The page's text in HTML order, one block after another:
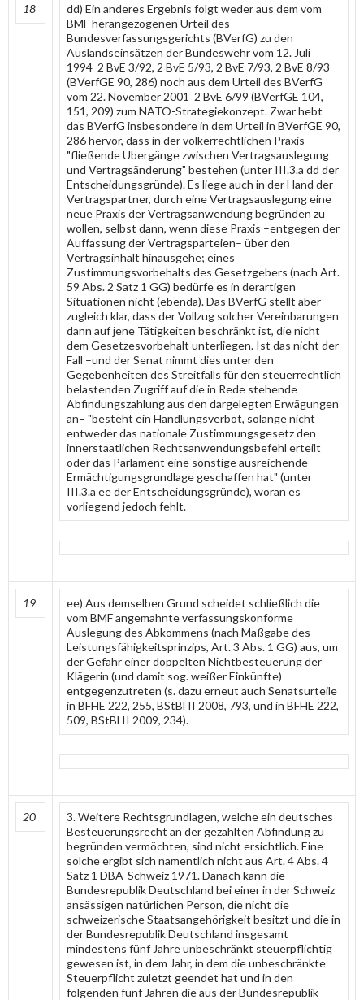
18
dd) Ein anderes Ergebnis folgt weder aus dem vom
BMF herangezogenen Urteil des
Bundesverfassungsgerichts (BVerfG) zu den
Auslandseinsätzen der Bundeswehr vom 12. Juli
1994 2 BvE 3/92, 2 BvE 5/93, 2 BvE 7/93, 2 BvE 8/93
(BVerfGE 90, 286) noch aus dem Urteil des BVerfG
vom 22. November 2001 2 BvE 6/99 (BVerfGE 104,
151, 209) zum NATO-Strategiekonzept. Zwar hebt
das BVerfG insbesondere in dem Urteil in BVerfGE 90,
286 hervor, dass in der völkerrechtlichen Praxis
"fließende Übergänge zwischen Vertragsauslegung
und Vertragsänderung" bestehen (unter III.3.a dd der
Entscheidungsgründe). Es liege auch in der Hand der
Vertragspartner, durch eine Vertragsauslegung eine
neue Praxis der Vertragsanwendung begründen zu
wollen, selbst dann, wenn diese Praxis –entgegen der
Auffassung der Vertragsparteien– über den
Vertragsinhalt hinausgehe; eines
Zustimmungsvorbehalts des Gesetzgebers (nach Art.
59 Abs. 2 Satz 1 GG) bedürfe es in derartigen
Situationen nicht (ebenda). Das BVerfG stellt aber
zugleich klar, dass der Vollzug solcher Vereinbarungen
dann auf jene Tätigkeiten beschränkt ist, die nicht
dem Gesetzesvorbehalt unterliegen. Ist das nicht der
Fall –und der Senat nimmt dies unter den
Gegebenheiten des Streitfalls für den steuerrechtlich
belastenden Zugriff auf die in Rede stehende
Abfindungszahlung aus den dargelegten Erwägungen
an– "besteht ein Handlungsverbot, solange nicht
entweder das nationale Zustimmungsgesetz den
innerstaatlichen Rechtsanwendungsbefehl erteilt
oder das Parlament eine sonstige ausreichende
Ermächtigungsgrundlage geschaffen hat" (unter
III.3.a ee der Entscheidungsgründe), woran es
vorliegend jedoch fehlt.
19
ee) Aus demselben Grund scheidet schließlich die
vom BMF angemahnte verfassungskonforme
Auslegung des Abkommens (nach Maßgabe des
Leistungsfähigkeitsprinzips, Art. 3 Abs. 1 GG) aus, um
der Gefahr einer doppelten Nichtbesteuerung der
Klägerin (und damit sog. weißer Einkünfte)
entgegenzutreten (s. dazu erneut auch Senatsurteile
in BFHE 222, 255, BStBl II 2008, 793, und in BFHE 222,
509, BStBl II 2009, 234).
20
3. Weitere Rechtsgrundlagen, welche ein deutsches
Besteuerungsrecht an der gezahlten Abfindung zu
begründen vermöchten, sind nicht ersichtlich. Eine
solche ergibt sich namentlich nicht aus Art. 4 Abs. 4
Satz 1 DBA-Schweiz 1971. Danach kann die
Bundesrepublik Deutschland bei einer in der Schweiz
ansässigen natürlichen Person, die nicht die
schweizerische Staatsangehörigkeit besitzt und die in
der Bundesrepublik Deutschland insgesamt
mindestens fünf Jahre unbeschränkt steuerpflichtig
gewesen ist, in dem Jahr, in dem die unbeschränkte
Steuerpflicht zuletzt geendet hat und in den
folgenden fünf Jahren die aus der Bundesrepublik